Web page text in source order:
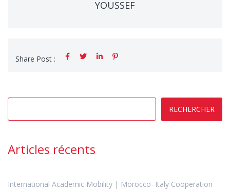
YOUSSEF
Share Post :
RECHERCHER
Articles récents
International Academic Mobility | Morocco–Italy Cooperation